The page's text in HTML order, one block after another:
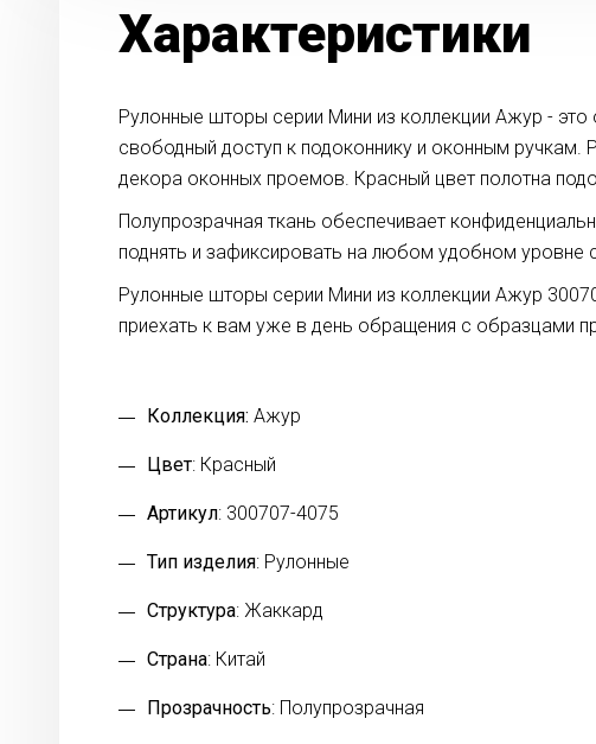
Характеристики
Рулонные шторы серии Мини из коллекции Ажур -
свободный доступ к подоконнику и оконным
декора оконных проемов. Красный цвет полотна
Полупрозрачная ткань обеспечивает
поднять и зафиксировать на любом удобном уровне
Рулонные шторы серии Мини из коллекции Ажур
приехать к вам уже в день обращения с образцами
Коллекция: Ажур
Цвет: Красный
Артикул: 300707-4075
Тип изделия: Рулонные
Структура: Жаккард
Страна: Китай
Прозрачность: Полупрозрачная